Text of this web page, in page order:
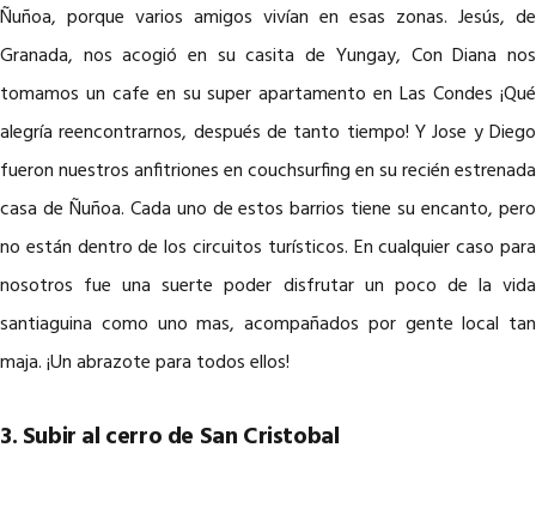
Ñuñoa, porque varios amigos vivían en esas zonas. Jesús, de
Granada, nos acogió en su casita de Yungay, Con Diana nos
tomamos un cafe en su super apartamento en Las Condes ¡Qué
alegría reencontrarnos, después de tanto tiempo! Y Jose y Diego
fueron nuestros anfitriones en couchsurfing en su recién estrenada
casa de Ñuñoa. Cada uno de estos barrios tiene su encanto, pero
no están dentro de los circuitos turísticos. En cualquier caso para
nosotros fue una suerte poder disfrutar un poco de la vida
santiaguina como uno mas, acompañados por gente local tan
maja. ¡Un abrazote para todos ellos!
3. Subir al cerro de San Cristobal